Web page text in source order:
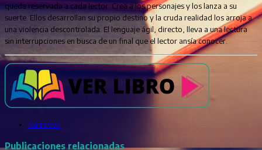
queda reservada a cada lector. Crea a los personajes y los lanza a su
suerte. Ellos desarrollan su propio destino y la cruda realidad los arroja a
una violencia descontrolada. El lenguaje ágil, directo, lleva a una lectura
sin interrupciones en busca de un final que el lector ansía conocer.
Narrativa
Publicaciones relacionadas